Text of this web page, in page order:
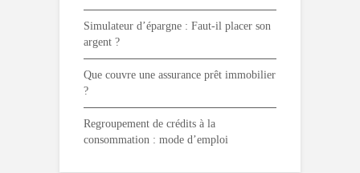
Simulateur d’épargne : Faut-il placer son
argent ?
Que couvre une assurance prêt immobilier
?
Regroupement de crédits à la
consommation : mode d’emploi